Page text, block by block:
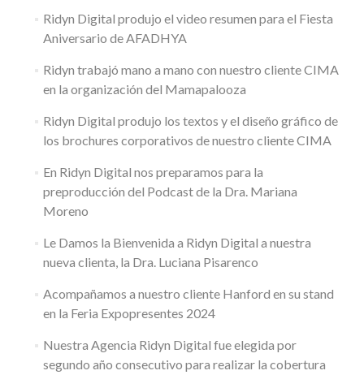
Ridyn Digital produjo el video resumen para el Fiesta
Aniversario de AFADHYA
Ridyn trabajó mano a mano con nuestro cliente CIMA
en la organización del Mamapalooza
Ridyn Digital produjo los textos y el diseño gráfico de
los brochures corporativos de nuestro cliente CIMA
En Ridyn Digital nos preparamos para la
preproducción del Podcast de la Dra. Mariana
Moreno
Le Damos la Bienvenida a Ridyn Digital a nuestra
nueva clienta, la Dra. Luciana Pisarenco
Acompañamos a nuestro cliente Hanford en su stand
en la Feria Expopresentes 2024
Nuestra Agencia Ridyn Digital fue elegida por
segundo año consecutivo para realizar la cobertura